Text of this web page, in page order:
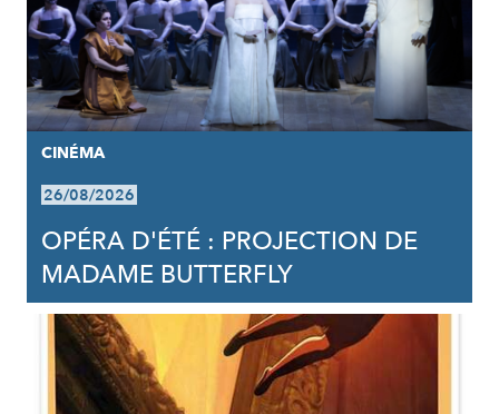
CINÉMA
26/08/2026
OPÉRA D'ÉTÉ : PROJECTION DE
MADAME BUTTERFLY